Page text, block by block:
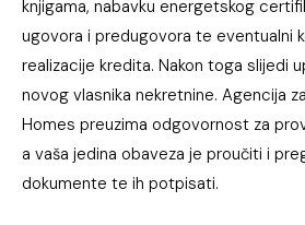
knjigama, nabavku energetskog
ugovora i predugovora te eventualni
realizacije kredita. Nakon toga slijedi
novog vlasnika nekretnine. Agencija
Homes preuzima odgovornost za
a vaša jedina obaveza je proučiti i
dokumente te ih potpisati.